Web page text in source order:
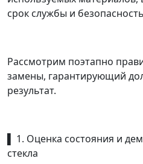
срок службы и
Рассмотрим поэтапно
замены, гарантирующий
результат.
▌ 1. Оценка состояния и
стекла